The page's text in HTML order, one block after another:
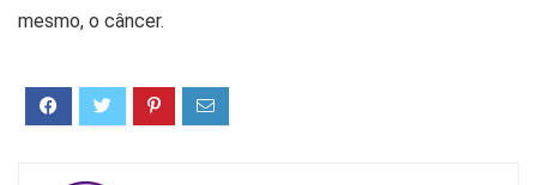
mesmo, o câncer.